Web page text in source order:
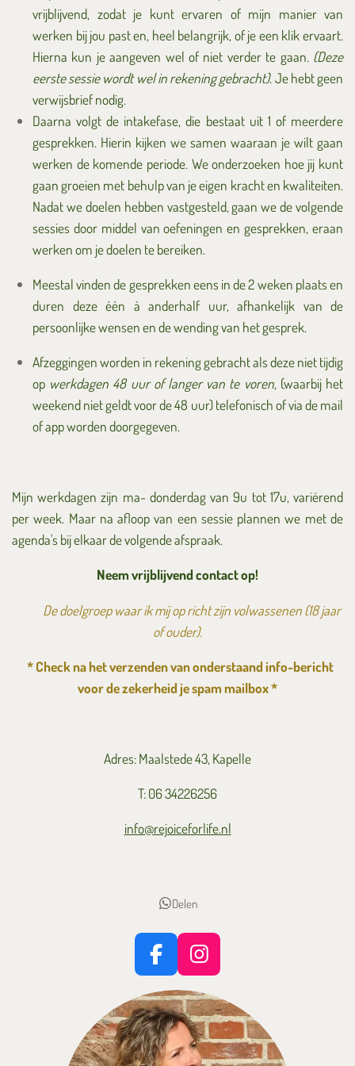
vrijblijvend, zodat je kunt ervaren of mijn manier van
werken bij jou past en, heel belangrijk, of je een klik ervaart.
Hierna kun je aangeven wel of niet verder te gaan. (Deze
eerste sessie wordt wel in rekening gebracht).Je hebt geen
verwijsbrief nodig.
Daarna volgt de intakefase, die bestaat uit 1 of meerdere
gesprekken. Hierin kijken we samen waaraan je wilt gaan
werken de komende periode. We onderzoeken hoe jij kunt
gaan groeien met behulp van je eigen kracht en kwaliteiten.
Nadat we doelen hebben vastgesteld, gaan we de volgende
sessies door middel van oefeningen en gesprekken, eraan
werken om je doelen te bereiken.
Meestal vinden de gesprekken eens in de 2 weken plaats en
duren deze één à anderhalf uur, afhankelijk van de
persoonlijke wensen en de wending van het gesprek.
Afzeggingen worden in rekening gebracht als deze niet tijdig
op werkdagen 48 uur of langer van te voren, (waarbij het
weekend niet geldt voor de 48 uur)telefonisch of via de mail
of app worden doorgegeven.
Mijn werkdagen zijn ma- donderdag van 9u tot 17u, variërend
per week. Maar na afloop van een sessie plannen we met de
agenda's bij elkaar de volgende afspraak.
Neem vrijblijvend contact op!
De doelgroep waar ik mij op richt zijn volwassenen (18 jaar
of ouder).
* Check na het verzenden van onderstaand info-bericht
voor de zekerheid je spam mailbox *
Adres: Maalstede 43, Kapelle
T: 06 34226256
info@rejoiceforlife.nl
Delen
F
c
e
b
I
s
t
a